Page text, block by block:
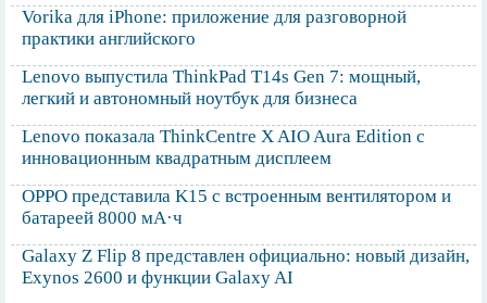
Vorika для iPhone: приложение для разговорной
практики английского
Lenovo выпустила ThinkPad T14s Gen 7: мощный,
легкий и автономный ноутбук для бизнеса
Lenovo показала ThinkCentre X AIO Aura Edition с
инновационным квадратным дисплеем
OPPO представила K15 с встроенным вентилятором и
батареей 8000 мА·ч
Galaxy Z Flip 8 представлен официально: новый дизайн,
Exynos 2600 и функции Galaxy AI